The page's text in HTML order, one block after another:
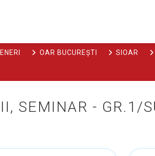
OAR BUCUREȘTI SIOAR
SEMINAR - GR.1/